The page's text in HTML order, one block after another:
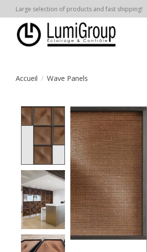
Large selection of products and fast shipping!
Accueil / Wave Panels
Product image